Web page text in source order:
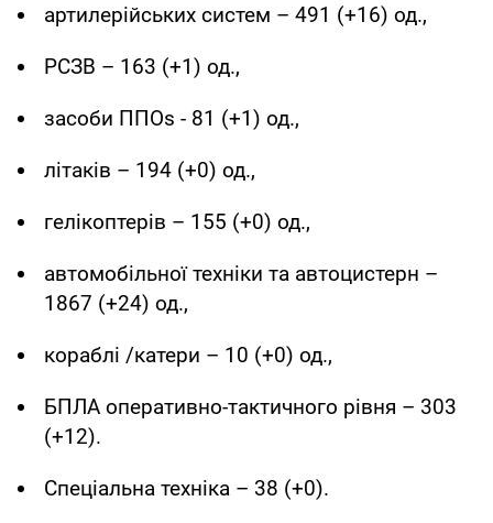
артилерійських систем – 491 (+16) од.,
РСЗВ – 163 (+1) од.,
засоби ППОs - 81 (+1) од.,
літаків – 194 (+0) од.,
гелікоптерів – 155 (+0) од.,
автомобільної техніки та автоцистерн –
1867 (+24) од.,
кораблі /катери – 10 (+0) од.,
БПЛА оперативно-тактичного рівня – 303
(+12).
Спеціальна техніка – 38 (+0).